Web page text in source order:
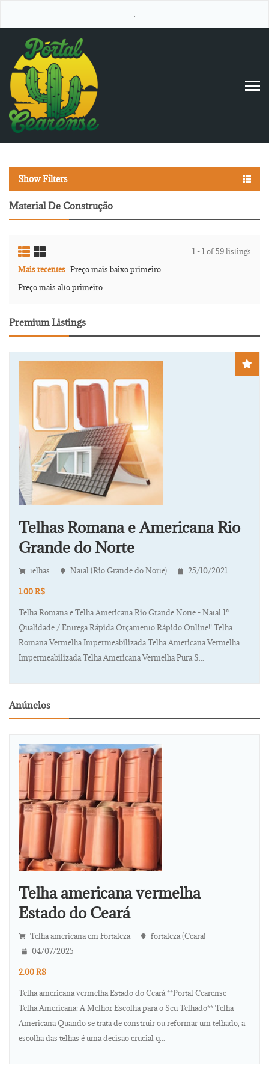
Show Filters
Material De Construção
1 - 1 of 59 listings
Mais recentes Preço mais baixo primeiro
Preço mais alto primeiro
Premium Listings
Telhas Romana e Americana Rio
Grande do Norte
telhas Natal (Rio Grande do Norte) 25/10/2021
1.00 R$
Telha Romana e Telha Americana Rio Grande Norte - Natal 1ª
Qualidade / Entrega Rápida Orçamento Rápido Online!! Telha
Romana Vermelha Impermeabilizada Telha Americana Vermelha
Impermeabilizada Telha Americana Vermelha Pura S...
Anúncios
Telha americana vermelha
Estado do Ceará
Telha americana em Fortaleza
fortaleza (Ceara)
04/07/2025
2.00 R$
Telha americana vermelha Estado do Ceará **Portal Cearense -
Telha Americana: A Melhor Escolha para o Seu Telhado** Telha
Americana Quando se trata de construir ou reformar um telhado, a
escolha das telhas é uma decisão crucial q...